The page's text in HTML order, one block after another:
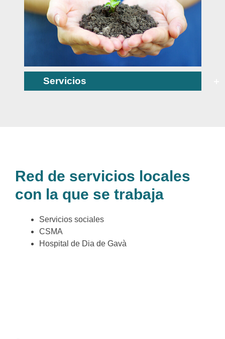
Servicios
Red de servicios locales
con la que se trabaja
Servicios sociales
CSMA
Hospital de Dia de Gavà